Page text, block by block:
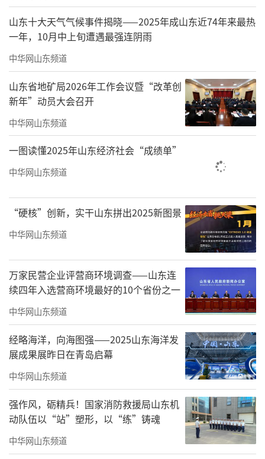
关键点一：证券期货行政执法当事人承诺
制度是什么？
证券期货行政执法当事人承诺制度是指证
监会对涉嫌证券期货违法的单位或者个人进行
调查期间，被调查的当事人承诺纠正涉嫌违法
行为、赔偿有关投资者损失、消除损害或者不
良影响并经国务院证券监督管理机构认可，当
事人履行承诺后证监会终止案件调查的行政执
法方式。
关键点二：及时赔偿损失，增强投资者获
证券期货行政执法当事人承诺制度有四方
面作用：
一是有效提高执法效能，化解资本市场执
法面临的“查处难”与市场要求“查处快”之
间的矛盾。
二是及时赔偿投资者损失，增强其获得感
和满意度。适用行政执法当事人承诺，当事人
交纳的承诺金可用于赔偿投资者损失，投资者
获得及时有效救济的新途径，更加有利于保护
投资者尤其是中小投资者的合法权益。
山东十大天气气候事件揭晓——2025年成山东近74年来最热
一年，10月中上旬遭遇最强连阴雨
中华网山东频道
山东省地矿局2026年工作会议暨“改革创
新年”动员大会召开
中华网山东频道
一图读懂2025年山东经济社会“成绩单”
中华网山东频道
“硬核”创新，实干山东拼出2025新图景
中华网山东频道
万家民营企业评营商环境调查——山东连
续四年入选营商环境最好的10个省份之一
中华网山东频道
经略海洋，向海图强——2025山东海洋发
展成果展昨日在青岛启幕
中华网山东频道
强作风，砺精兵！国家消防救援局山东机
动队伍以“站”塑形，以“练”铸魂
中华网山东频道